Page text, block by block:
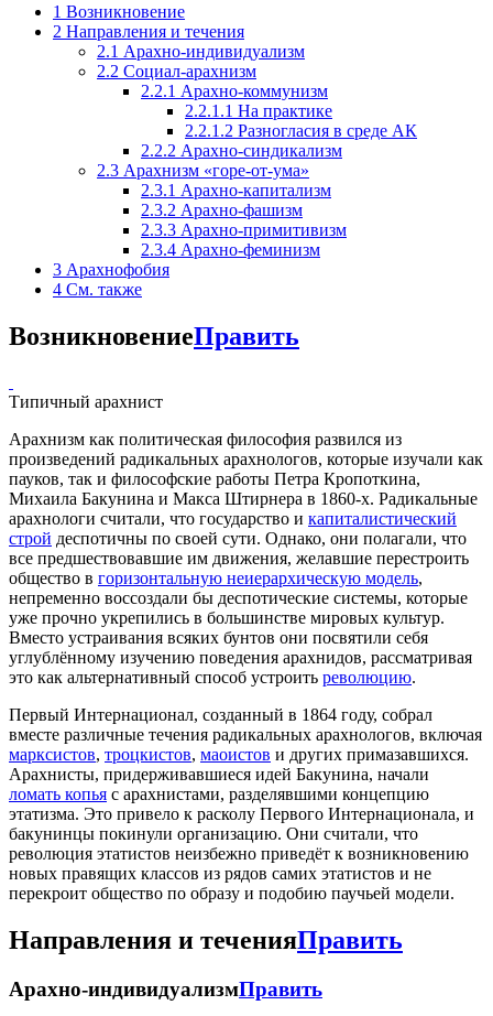
1 Возникновение
2 Направления и течения
2.1 Арахно-индивидуализм
2.2 Социал-арахнизм
2.2.1 Арахно-коммунизм
2.2.1.1 На практике
2.2.1.2 Разногласия в среде АК
2.2.2 Арахно-синдикализм
2.3 Арахнизм «горе-от-ума»
2.3.1 Арахно-капитализм
2.3.2 Арахно-фашизм
2.3.3 Арахно-примитивизм
2.3.4 Арахно-феминизм
3 Арахнофобия
4 См. также
ВозникновениеПравить
Типичный арахнист
Арахнизм как политическая философия развился из
произведений радикальных арахнологов, которые изучали как
пауков, так и философские работы Петра Кропоткина,
Михаила Бакунина и Макса Штирнера в 1860-х. Радикальные
арахнологи считали, что государство и капиталистический
строй деспотичны по своей сути. Однако, они полагали, что
все предшествовавшие им движения, желавшие перестроить
общество в горизонтальную неиерархическую модель,
непременно воссоздали бы деспотические системы, которые
уже прочно укрепились в большинстве мировых культур.
Вместо устраивания всяких бунтов они посвятили себя
углублённому изучению поведения арахнидов, рассматривая
это как альтернативный способ устроить революцию.
Первый Интернационал, созданный в 1864 году, собрал
вместе различные течения радикальных арахнологов, включая
марксистов, троцкистов, маоистов и других примазавшихся.
Арахнисты, придерживавшиеся идей Бакунина, начали
ломать копья с арахнистами, разделявшими концепцию
этатизма. Это привело к расколу Первого Интернационала, и
бакунинцы покинули организацию. Они считали, что
революция этатистов неизбежно приведёт к возникновению
новых правящих классов из рядов самих этатистов и не
перекроит общество по образу и подобию паучьей модели.
Направления и теченияПравить
Арахно-индивидуализмПравить